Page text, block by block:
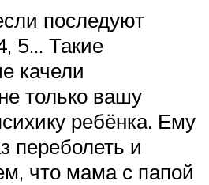
последуют
5… Такие
качели
только вашу
ребёнка. Ему
переболеть и
что мама с папой